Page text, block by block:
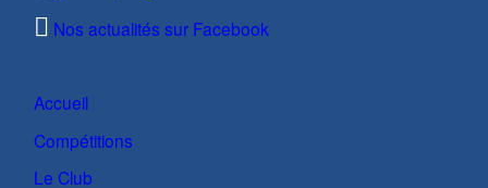
Nos actualités sur Facebook
Accueil
Compétitions
Le Club